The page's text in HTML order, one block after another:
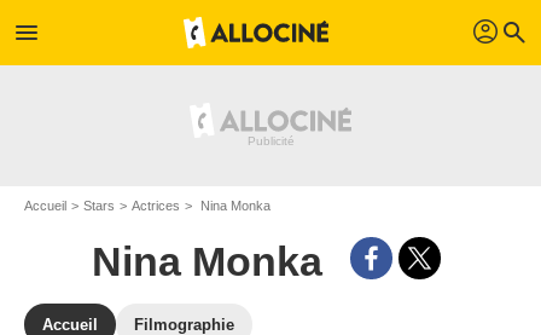
menu profil search
Accueil Stars Actrices Nina Monka
Nina Monka
Accueil Filmographie